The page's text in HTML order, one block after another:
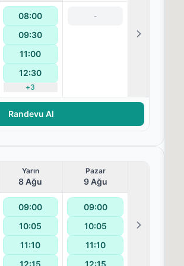
08:00
09:30
11:00
12:30
+3
-
Randevu Al
Yarın
8 Ağu
09:00
10:05
11:10
Pazar
9 Ağu
09:00
10:05
11:10